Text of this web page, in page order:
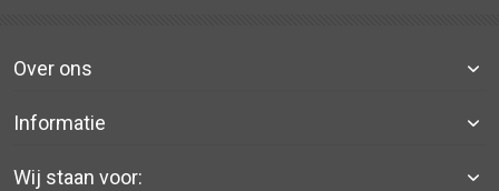
Over ons
Informatie
Wij staan voor: